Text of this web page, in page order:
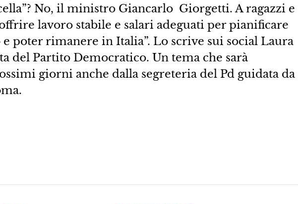
No, il ministro Giancarlo Giorgetti. A ragazzi e
lavoro stabile e salari adeguati per pianificare
poter rimanere in Italia”. Lo scrive sui social Laura
del Partito Democratico. Un tema che sarà
giorni anche dalla segreteria del Pd guidata da